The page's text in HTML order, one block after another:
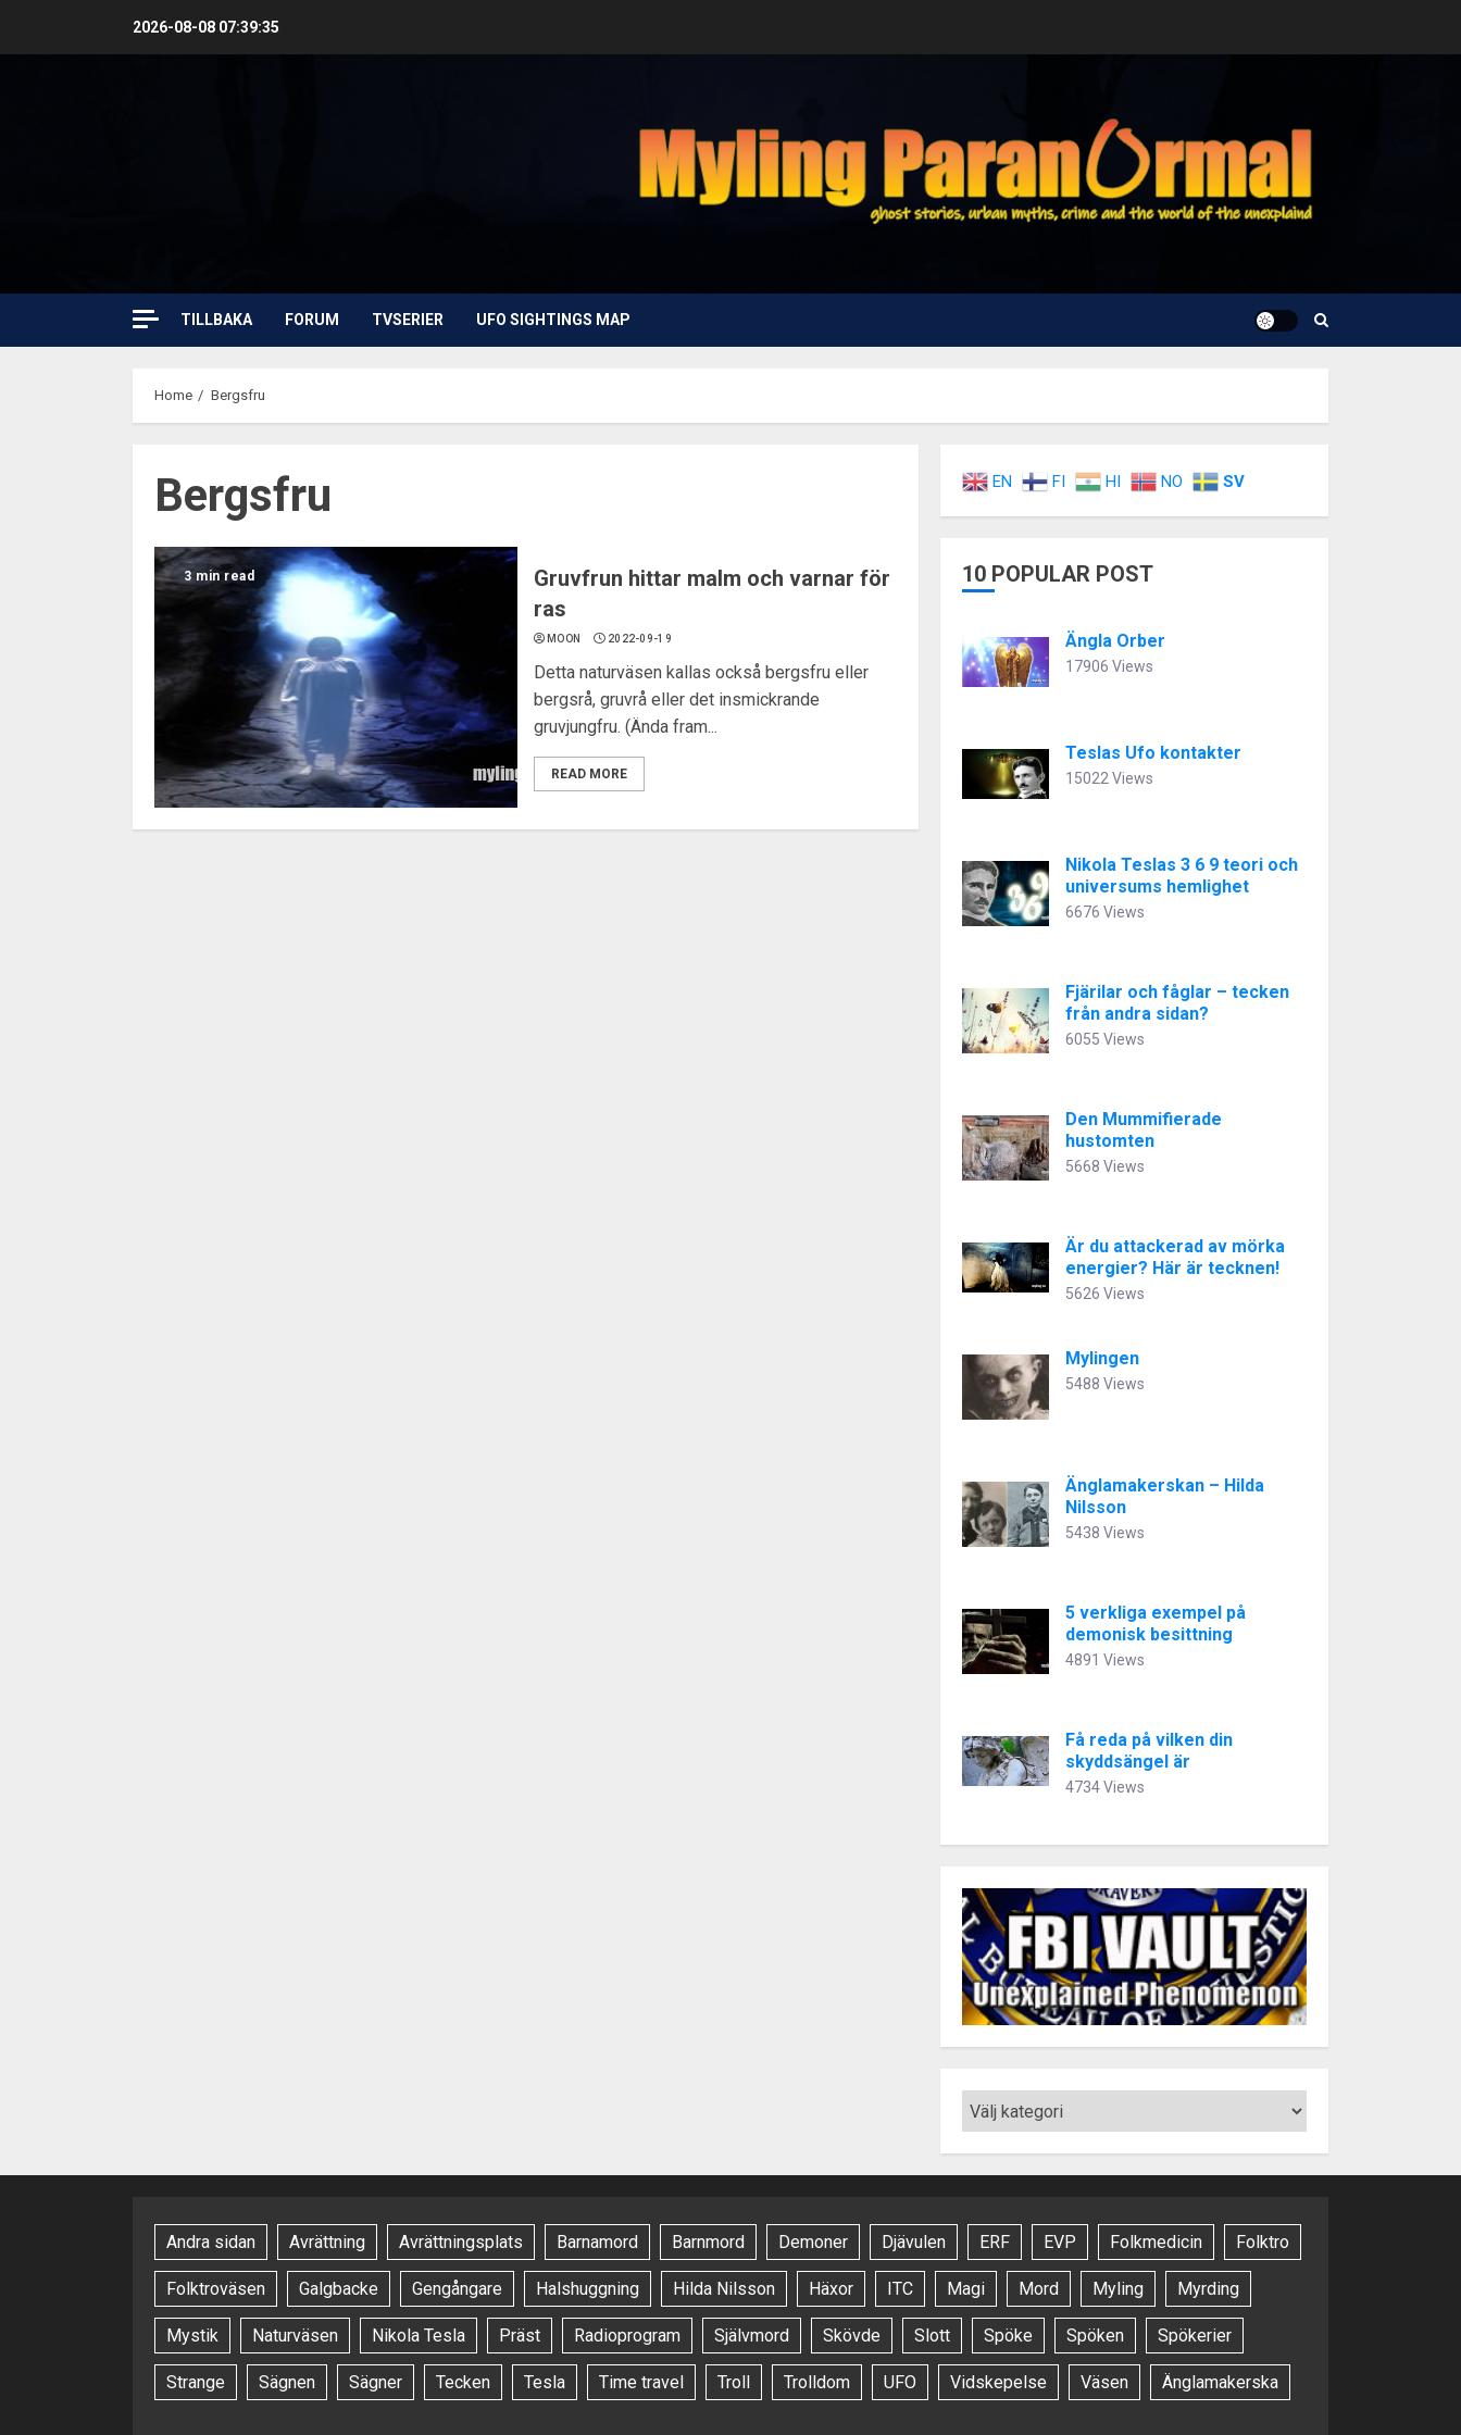
2026-08-08 07:39:35
TILLBAKA FORUM TVSERIER UFO SIGHTINGS MAP
Home Bergsfru
Bergsfru
3 min read
Gruvfrun hittar malm och varnar för
ras
MOON 2022-09-19
Detta naturväsen kallas också bergsfru eller
bergsrå, gruvrå eller det insmickrande
gruvjungfru. (Ända fram...
READ MORE
EN FI HI NO SV
10 POPULAR POST
Ängla Orber
17906 Views
Teslas Ufo kontakter
15022 Views
Nikola Teslas 3 6 9 teori och
universums hemlighet
6676 Views
Fjärilar och fåglar – tecken
från andra sidan?
6055 Views
Den Mummifierade
hustomten
5668 Views
Är du attackerad av mörka
energier? Här är tecknen!
5626 Views
Mylingen
5488 Views
Änglamakerskan – Hilda
Nilsson
5438 Views
5 verkliga exempel på
demonisk besittning
4891 Views
Få reda på vilken din
skyddsängel är
4734 Views
Andra sidan Avrättning Avrättningsplats Barnamord Barnmord Demoner Djävulen ERF EVP Folkmedicin Folktro
Folktroväsen Galgbacke Gengångare Halshuggning Hilda Nilsson Häxor ITC Magi Mord Myling Myrding
Mystik Naturväsen Nikola Tesla Präst Radioprogram Självmord Skövde Slott Spöke Spöken Spökerier
Strange Sägnen Sägner Tecken Tesla Time travel Troll Trolldom UFO Vidskepelse Väsen Änglamakerska